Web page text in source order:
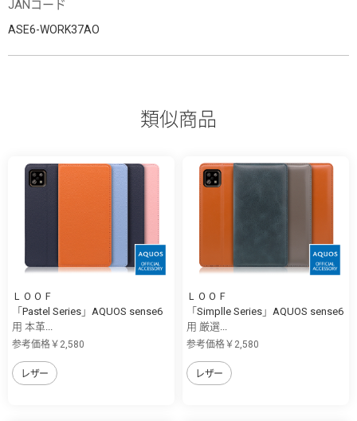
JANコード
ASE6-WORK37AO
類似商品
ＬＯＯＦ
「Pastel Series」AQUOS sense6
用 本革...
参考価格￥2,580
レザー
ＬＯＯＦ
「Simplle Series」AQUOS sense6
用 厳選...
参考価格￥2,580
レザー